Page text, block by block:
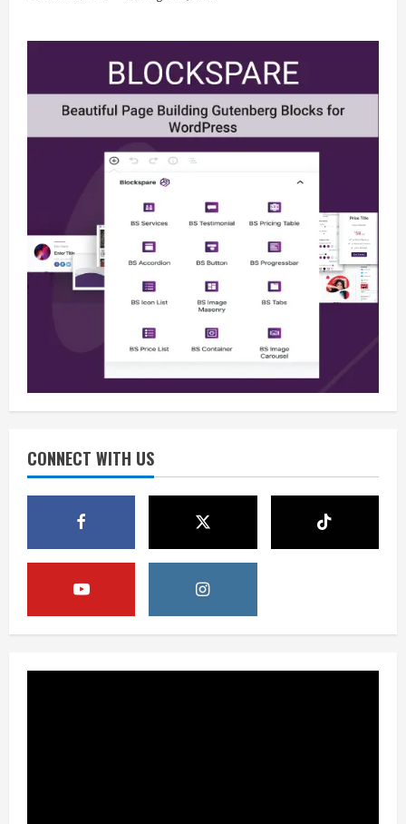
CONNECT WITH US
Berita
BMP Kecam Aksi KNPB, Serukan
Persatuan Demi Papua yang Kondusif
August 6, 2026
3
Perang Algoritma AI Makin Kompleks,
Digital
Pemerintah Perkuat Ekosistem Media
Digital Nasional Hadapi Perang
Algoritma AI
August 6, 2026
Opini
Etika, Verifikasi, dan Media Tepercaya